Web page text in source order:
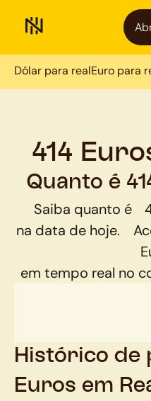
Dólar para realEuro para
414
Quanto é
Saiba quanto é
na data de hoje.
em tempo real no
Histórico de
Euros em